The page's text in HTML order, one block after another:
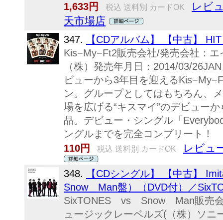
1,633円
税込 送料別 カードOK
レビ
天市場店
347.
【CDアルバム】 【中古】
Kis−My−Ft2販売会社/発売会社：
（株）発売年月日：2014/03/
ビューから3年目を迎える
ン。グループとしてはもちろん、
場を広げる“キスマイ”のデビュー
品。デビュー・シングル「
ングルまでを完全コンプリート！
110円
税込 送料別 カードOK レビュ
348.
【CDシングル】 【中古】
Snow Man盤）（DVD付）／
SixTONES vs Snow Man販売会
ュージックレーベルズ(（株）ソ